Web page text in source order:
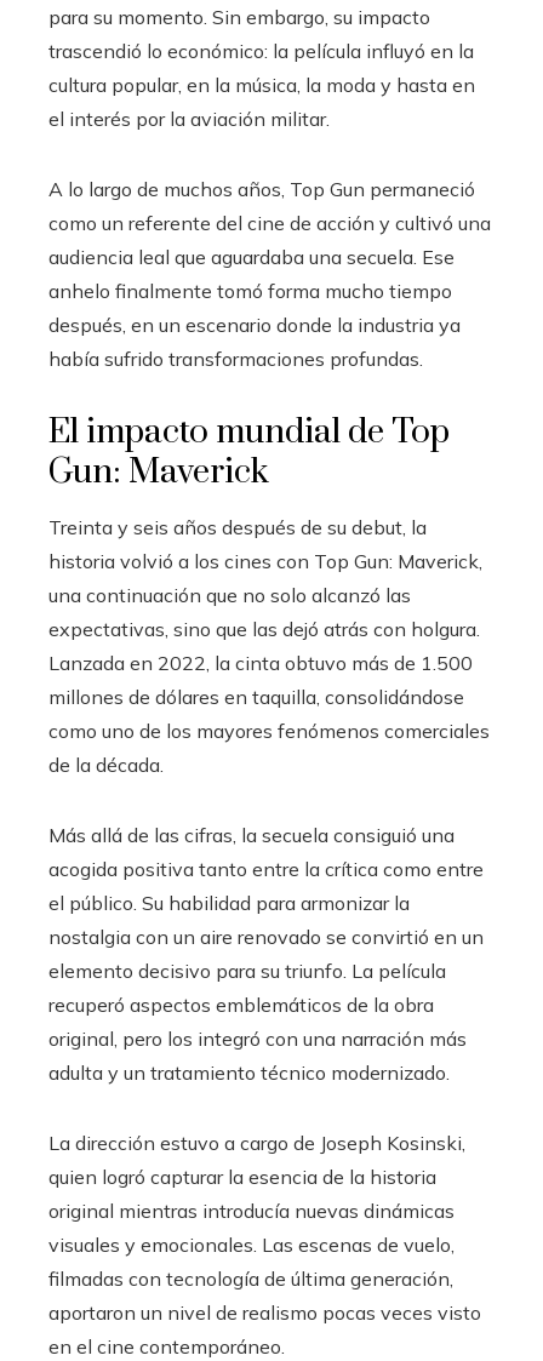
para su momento. Sin embargo, su impacto
trascendió lo económico: la película influyó en la
cultura popular, en la música, la moda y hasta en
el interés por la aviación militar.
A lo largo de muchos años, Top Gun permaneció
como un referente del cine de acción y cultivó una
audiencia leal que aguardaba una secuela. Ese
anhelo finalmente tomó forma mucho tiempo
después, en un escenario donde la industria ya
había sufrido transformaciones profundas.
El impacto mundial de Top
Gun: Maverick
Treinta y seis años después de su debut, la
historia volvió a los cines con Top Gun: Maverick,
una continuación que no solo alcanzó las
expectativas, sino que las dejó atrás con holgura.
Lanzada en 2022, la cinta obtuvo más de 1.500
millones de dólares en taquilla, consolidándose
como uno de los mayores fenómenos comerciales
de la década.
Más allá de las cifras, la secuela consiguió una
acogida positiva tanto entre la crítica como entre
el público. Su habilidad para armonizar la
nostalgia con un aire renovado se convirtió en un
elemento decisivo para su triunfo. La película
recuperó aspectos emblemáticos de la obra
original, pero los integró con una narración más
adulta y un tratamiento técnico modernizado.
La dirección estuvo a cargo de Joseph Kosinski,
quien logró capturar la esencia de la historia
original mientras introducía nuevas dinámicas
visuales y emocionales. Las escenas de vuelo,
filmadas con tecnología de última generación,
aportaron un nivel de realismo pocas veces visto
en el cine contemporáneo.